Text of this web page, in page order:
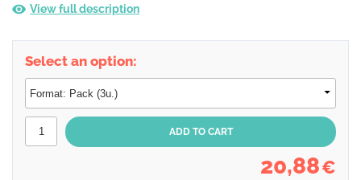
View full description
Select an option:
20,88€